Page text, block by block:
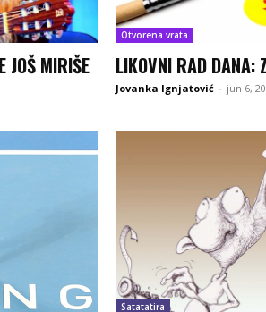
JOŠ MIRIŠE
Otvorena vrata
LIKOVNI RAD DANA:
Jovanka Ignjatović - jun 6,
Satatatira